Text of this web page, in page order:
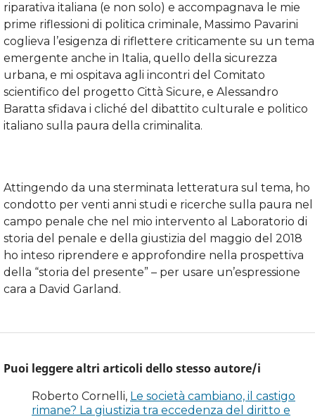
riparativa italiana (e non solo) e accompagnava le mie
prime riflessioni di politica criminale, Massimo Pavarini
coglieva l’esigenza di riflettere criticamente su un tema
emergente anche in Italia, quello della sicurezza
urbana, e mi ospitava agli incontri del Comitato
scientifico del progetto Città Sicure, e Alessandro
Baratta sfidava i cliché del dibattito culturale e politico
italiano sulla paura della criminalita.
Attingendo da una sterminata letteratura sul tema, ho
condotto per venti anni studi e ricerche sulla paura nel
campo penale che nel mio intervento al Laboratorio di
storia del penale e della giustizia del maggio del 2018
ho inteso riprendere e approfondire nella prospettiva
della “storia del presente” – per usare un’espressione
cara a David Garland.
Puoi leggere altri articoli dello stesso autore/i
Roberto Cornelli, Le società cambiano, il castigo
rimane? La giustizia tra eccedenza del diritto e